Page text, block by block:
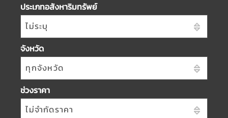
ประเภทอสังหาริมทรัพย์
ไม่ระบุ
จังหวัด
ทุกจังหวัด
ช่วงราคา
ไม่จำกัดราคา